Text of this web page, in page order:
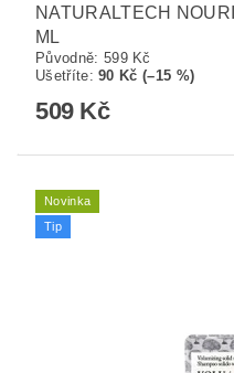
NATURALTECH
ML
Původně: 599 Kč
Ušetříte:90 Kč (–15 %)
509 Kč
Novinka
Tip